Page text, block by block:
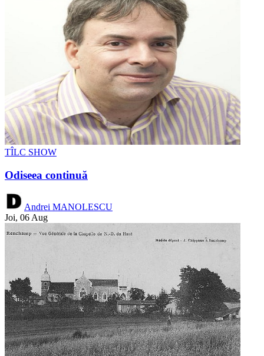
TÎLC SHOW
Odiseea continuă
Andrei MANOLESCU
Joi, 06 Aug